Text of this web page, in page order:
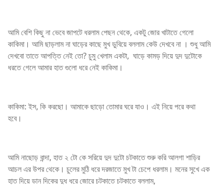
আমি বেশি কিছু না ভেবে জাপটে ধরলাম পেছন থেকে, একটু জোর খাটাতে গেলো
কাকিমা। আমি ছাড়লাম না ঘাড়ের কাছে মুখ ডুবিয়ে বললাম কেউ দেখবে না । শুধু আমি
দেখবো তাতে আপত্তি নেই তো? চুমু খেলাম একটা, ঘাড়ে কামড় দিয়ে দুদ দুটোকে
ধরতে গেলে আমার হাত গুলো ধরে নেই কাকিমা।
কাকিমা: ইস, কি করছো। আমাকে ছাড়ো তোমার ঘরে যাও। এই নিয়ে পরে কথা
হবে।
আমি নাছোড় বান্দা, হাত ২ টো কে সরিয়ে দুদ দুটো চটকাতে শুরু করি আলগা শাড়ির
আচল এর উপর থেকে। চুলের মুঠি ধরে দরজাতে মুখ টা চেপে ধরলাম। মনের সুখে এক
হাত দিয়ে ডান দিকের দুধ ধরে জোরে চটকাতে চটকাতে বললাম,